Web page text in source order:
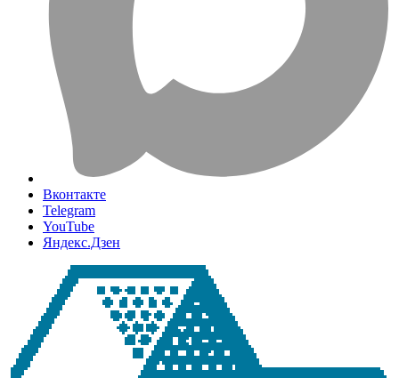
Вконтакте
Telegram
YouTube
Яндекс.Дзен